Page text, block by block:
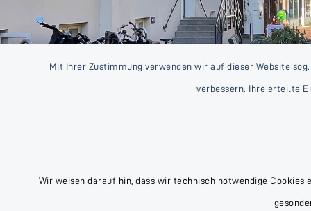
Mit Ihrer Zustimmung verwenden wir auf dieser Website
verbessern. Ihre erteilte
Wir weisen darauf hin, dass wir technisch notwendige